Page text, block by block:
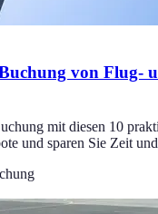
von Flug-
mit diesen 10
und sparen Sie Zeit